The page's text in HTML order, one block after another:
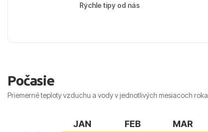
Rýchle tipy od nás
Počasie
Priemerné teploty vzduchu a vody v jednotlivých mesiacoch roka
JAN FEB MAR